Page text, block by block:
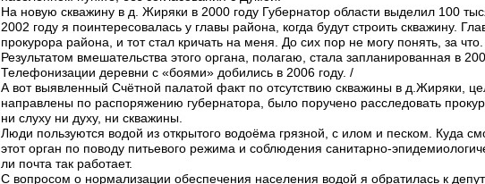
На новую скважину в д. Жиряки в 2000 году Губернатор области выделил 100
2002 году я поинтересовалась у главы района, когда будут строить скважину.
прокурора района, и тот стал кричать на меня. До сих пор не могу понять, за
Результатом вмешательства этого органа, полагаю, стала запланированная в
Телефонизации деревни с «боями» добились в 2006 году. /
А вот выявленный Счётной палатой факт по отсутствию скважины в д.Жиряки,
направлены по распоряжению губернатора, было поручено расследовать
ни слуху ни духу, ни скважины.
Люди пользуются водой из открытого водоёма грязной, с илом и песком. Куда
этот орган по поводу питьевого режима и соблюдения санитарно-
ли почта так работает.
С вопросом о нормализации обеспечения населения водой я обратилась к